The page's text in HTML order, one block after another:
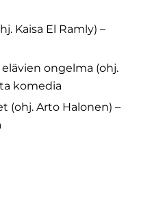
Kaisa El Ramly) –
ongelma (ohj.
komedia
(ohj. Arto Halonen) –